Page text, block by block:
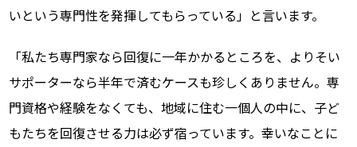
いという専門性を発揮してもらっている」と言います。
「私たち専門家なら回復に一年かかるところを、よりそい
サポーターなら半年で済むケースも珍しくありません。専
門資格や経験をなくても、地域に住む一個人の中に、子ど
もたちを回復させる力は必ず宿っています。幸いなことに